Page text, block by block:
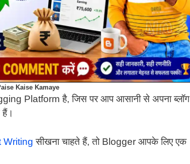
Kaise Kamaye
Platform है, जिस पर आप आसानी से अपना ब्लॉग
Writing सीखना चाहते हैं, तो Blogger आपके लिए एक